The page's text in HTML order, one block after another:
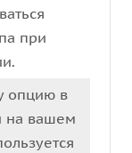
при
опцию в
на вашем